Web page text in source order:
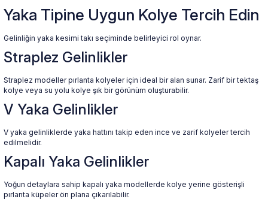
Yaka Tipine Uygun Kolye Tercih Edin
Gelinliğin yaka kesimi takı seçiminde belirleyici rol oynar.
Straplez Gelinlikler
Straplez modeller pırlanta kolyeler için ideal bir alan sunar. Zarif bir tektaş
kolye veya su yolu kolye şık bir görünüm oluşturabilir.
V Yaka Gelinlikler
V yaka gelinliklerde yaka hattını takip eden ince ve zarif kolyeler tercih
edilmelidir.
Kapalı Yaka Gelinlikler
Yoğun detaylara sahip kapalı yaka modellerde kolye yerine gösterişli
pırlanta küpeler ön plana çıkarılabilir.